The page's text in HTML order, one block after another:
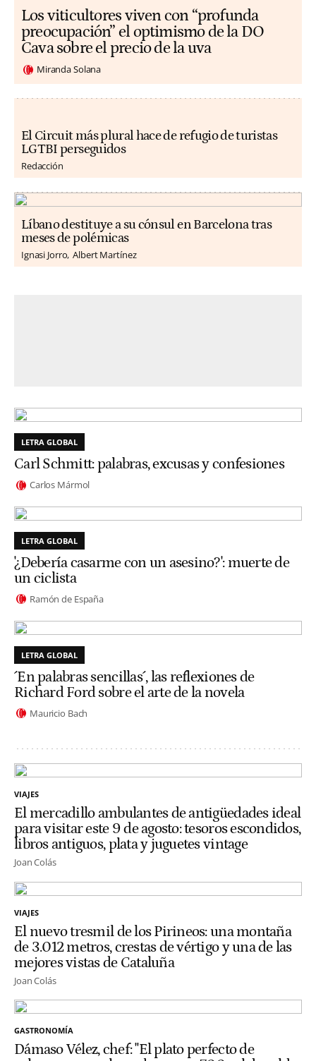
Los viticultores viven con “profunda
preocupación” el optimismo de la DO
Cava sobre el precio de la uva
Miranda Solana
El Circuit más plural hace de refugio de turistas
LGTBI perseguidos
Redacción
Líbano destituye a su cónsul en Barcelona tras
meses de polémicas
Ignasi Jorro Albert Martínez
LETRA GLOBAL
Carl Schmitt: palabras, excusas y confesiones
Carlos Mármol
LETRA GLOBAL
'¿Debería casarme con un asesino?': muerte de
un ciclista
Ramón de España
LETRA GLOBAL
´En palabras sencillas´, las reflexiones de
Richard Ford sobre el arte de la novela
Mauricio Bach
VIAJES
El mercadillo ambulantes de antigüedades ideal
para visitar este 9 de agosto: tesoros escondidos,
libros antiguos, plata y juguetes vintage
Joan Colás
VIAJES
El nuevo tresmil de los Pirineos: una montaña
de 3.012 metros, crestas de vértigo y una de las
mejores vistas de Cataluña
Joan Colás
GASTRONOMÍA
Dámaso Vélez, chef: "El plato perfecto de